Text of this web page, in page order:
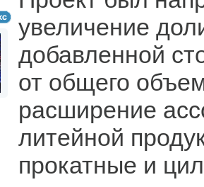
увеличение
добавленной
от общего
расширение
литейной
прокатные и